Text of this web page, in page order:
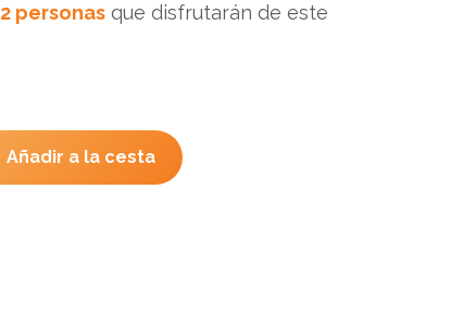
2 personas que disfrutarán de este
Añadir a la cesta